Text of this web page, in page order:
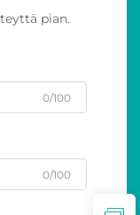
pian.
0/100
0/100